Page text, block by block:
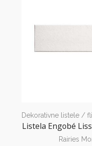
Dekorativne listele /
Listela Engobé
Rairies